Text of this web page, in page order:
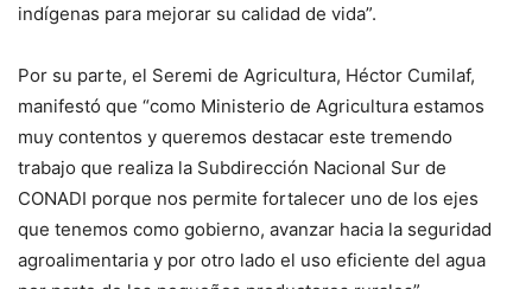
indígenas para mejorar su calidad de vida”.
Por su parte, el Seremi de Agricultura, Héctor Cumilaf,
manifestó que “como Ministerio de Agricultura estamos
muy contentos y queremos destacar este tremendo
trabajo que realiza la Subdirección Nacional Sur de
CONADI porque nos permite fortalecer uno de los ejes
que tenemos como gobierno, avanzar hacia la seguridad
agroalimentaria y por otro lado el uso eficiente del agua